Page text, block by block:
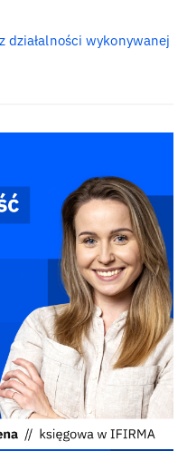
działalności wykonywanej